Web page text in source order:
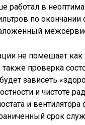
работал в
по окончании
не помешает
проверка
зависеть
и чистоте
и
срок